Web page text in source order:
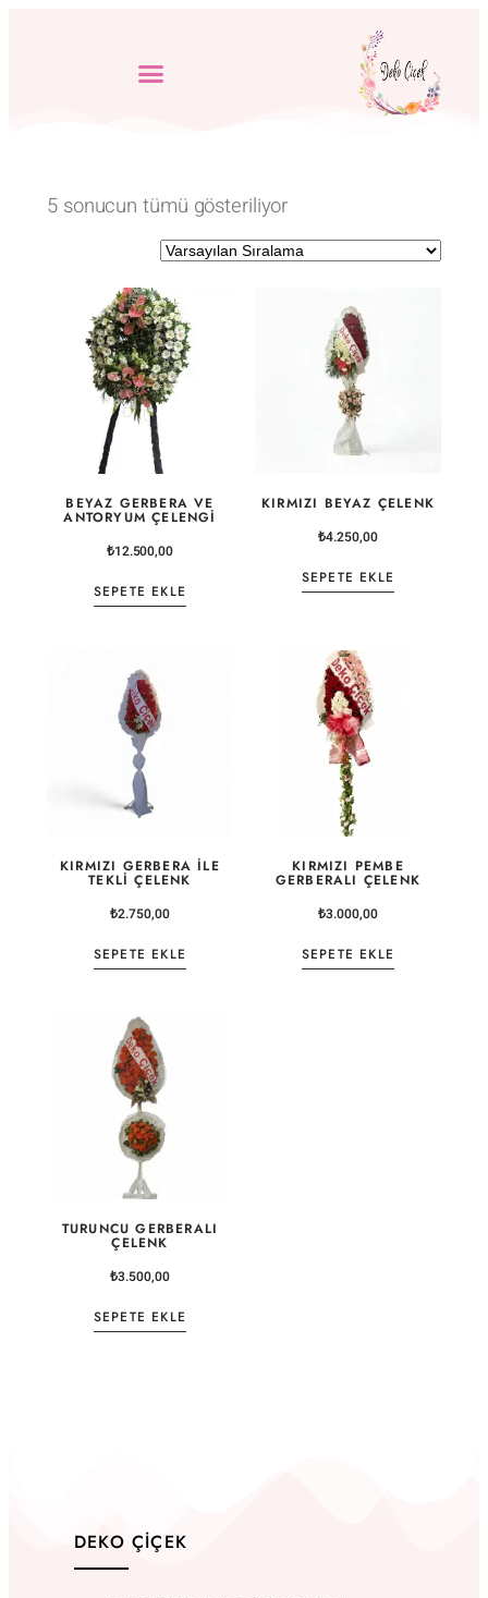
5 sonucun tümü gösteriliyor
BEYAZ GERBERA VE
ANTORYUM ÇELENGI
₺12.500,00
SEPETE EKLE
KIRMIZI BEYAZ ÇELENK
₺4.250,00
SEPETE EKLE
KIRMIZI GERBERA ILE
TEKLI ÇELENK
₺2.750,00
SEPETE EKLE
KIRMIZI PEMBE
GERBERALI ÇELENK
₺3.000,00
SEPETE EKLE
TURUNCU GERBERALI
ÇELENK
₺3.500,00
SEPETE EKLE
DEKO ÇIÇEK